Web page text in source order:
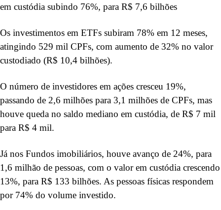
em custódia subindo 76%, para R$ 7,6 bilhões
Os investimentos em ETFs subiram 78% em 12 meses,
atingindo 529 mil CPFs, com aumento de 32% no valor
custodiado (R$ 10,4 bilhões).
O número de investidores em ações cresceu 19%,
passando de 2,6 milhões para 3,1 milhões de CPFs, mas
houve queda no saldo mediano em custódia, de R$ 7 mil
para R$ 4 mil.
Já nos Fundos imobiliários, houve avanço de 24%, para
1,6 milhão de pessoas, com o valor em custódia crescendo
13%, para R$ 133 bilhões. As pessoas físicas respondem
por 74% do volume investido.